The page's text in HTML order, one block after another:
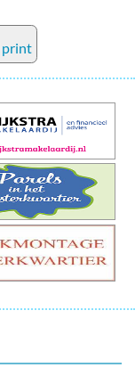
print